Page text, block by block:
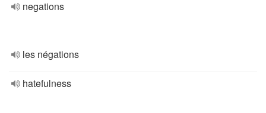
negations
les négations
hatefulness